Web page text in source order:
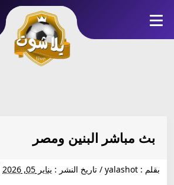
بث مباشر البنين ومصر
بقلم : yalashot
/ تاريخ النشر : يناير 05, 2026